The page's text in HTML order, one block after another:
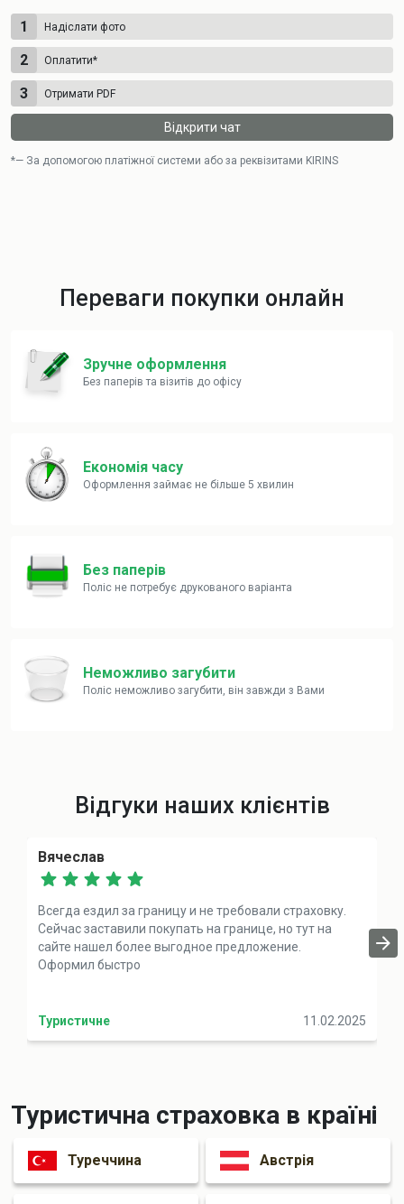
1 Надіслати фото
2 Оплатити*
3 Отримати PDF
Відкрити чат
*— За допомогою платіжної системи або за реквізитами KIRINS
Переваги покупки онлайн
Зручне оформлення
Без паперів та візитів до офісу
Економія часу
Оформлення займає не більше 5 хвилин
Без паперів
Поліс не потребує друкованого варіанта
Неможливо загубити
Поліс неможливо загубити, він завжди з Вами
Відгуки наших клієнтів
Вячеслав
Всегда ездил за границу и не требовали страховку.
Сейчас заставили покупать на границе, но тут на
сайте нашел более выгодное предложение.
Оформил быстро
Туристичне 11.02.2025
Туристична страховка в країні
Туреччина Австрія